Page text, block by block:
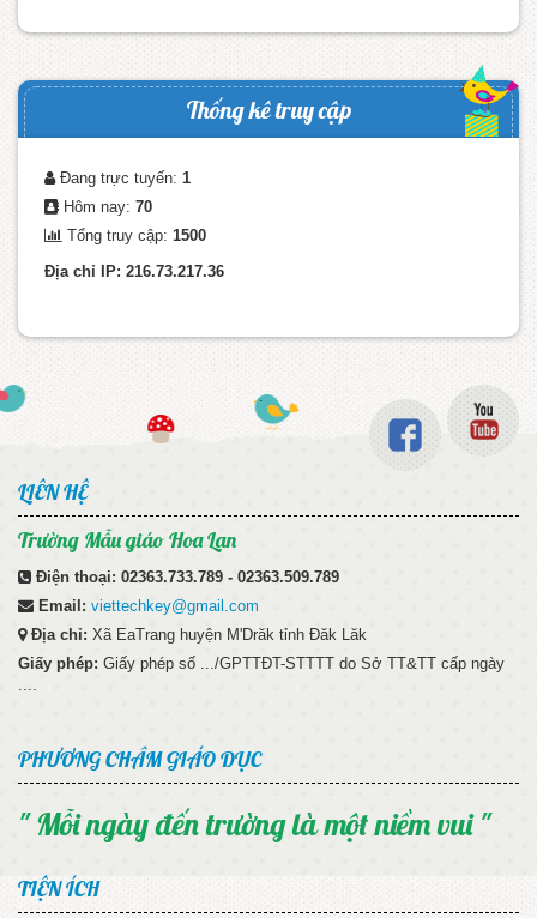
Thống kê truy cập
Đang trực tuyến: 1
Hôm nay: 70
Tổng truy cập: 1500
Địa chỉ IP: 216.73.217.36
LIÊN HỆ
Trường Mẫu giáo Hoa Lan
Điện thoại: 02363.733.789 - 02363.509.789
Email: viettechkey@gmail.com
Địa chỉ: Xã EaTrang huyện M'Drăk tỉnh Đăk Lăk
Giấy phép: Giấy phép số .../GPTTĐT-STTTT do Sở TT&TT cấp ngày
PHƯƠNG CHÂM GIÁO DỤC
" Mỗi ngày đến trường là một niềm vui "
TIỆN ÍCH